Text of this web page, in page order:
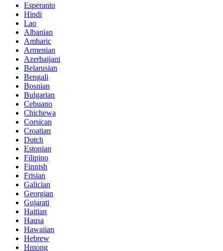
Esperanto
Hindi
Lao
Albanian
Amharic
Armenian
Azerbaijani
Belarusian
Bengali
Bosnian
Bulgarian
Cebuano
Chichewa
Corsican
Croatian
Dutch
Estonian
Filipino
Finnish
Frisian
Galician
Georgian
Gujarati
Haitian
Hausa
Hawaiian
Hebrew
Hmong